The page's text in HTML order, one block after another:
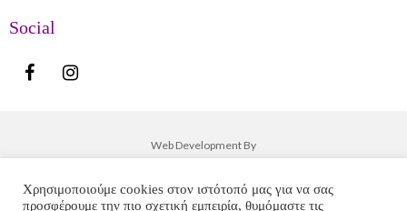
Social
Web Development By
Χρησιμοποιούμε cookies στον ιστότοπό μας για να σας
προσφέρουμε την πιο σχετική εμπειρία, θυμόμαστε τις